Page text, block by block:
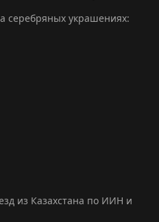
серебряных украшениях:
из Казахстана по ИИН и